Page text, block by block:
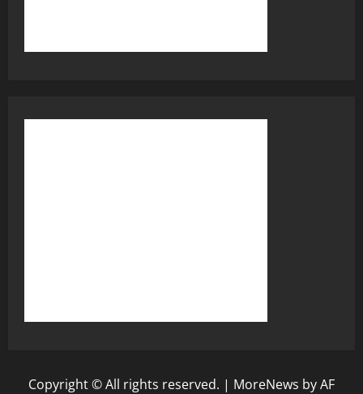
Copyright © All rights reserved. | MoreNews by AF